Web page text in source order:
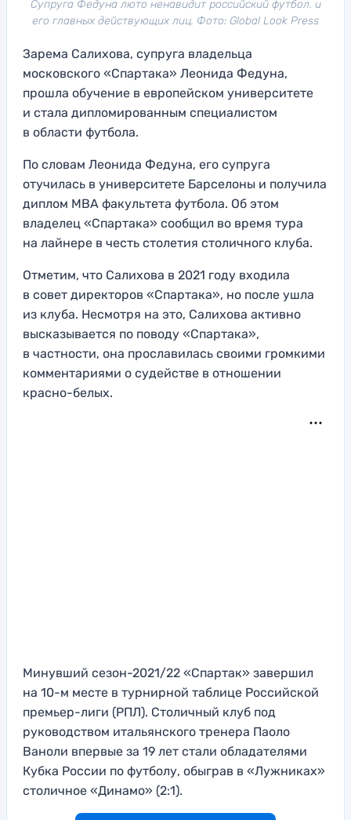
Супруга Федуна люто ненавидит российский футбол. и
его главных действующих лиц. Фото: Global Look Press
Зарема Салихова, супруга владельца
московского «Спартака» Леонида Федуна,
прошла обучение в европейском университете
и стала дипломированным специалистом
в области футбола.
По словам Леонида Федуна, его супруга
отучилась в университете Барселоны и получила
диплом МВА факультета футбола. Об этом
владелец «Спартака» сообщил во время тура
на лайнере в честь столетия столичного клуба.
Отметим, что Салихова в 2021 году входила
в совет директоров «Спартака», но после ушла
из клуба. Несмотря на это, Салихова активно
высказывается по поводу «Спартака»,
в частности, она прославилась своими громкими
комментариями о судействе в отношении
красно-белых.
Минувший сезон-2021/22 «Спартак» завершил
на 10-м месте в турнирной таблице Российской
премьер-лиги (РПЛ). Столичный клуб под
руководством итальянского тренера Паоло
Ваноли впервые за 19 лет стали обладателями
Кубка России по футболу, обыграв в «Лужниках»
столичное «Динамо» (2:1).